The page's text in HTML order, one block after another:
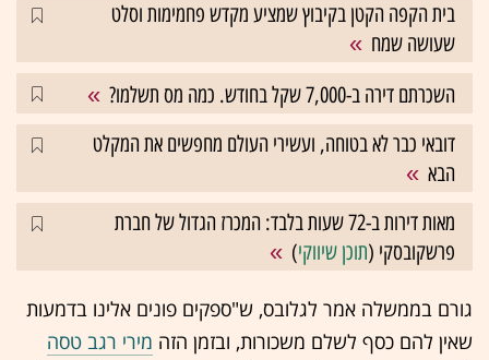
בית הקפה הקטן בקיבוץ שמציע מקדש פחמימות וסלט
שעושה שמח
השכרתם דירה ב-7,000 שקל בחודש. כמה מס תשלמו?
דובאי כבר לא בטוחה, ועשירי העולם מחפשים את המקלט
הבא
מאות דירות ב-72 שעות בלבד: המכרז הגדול של חברת
פרשקובסקי (תוכן שיווקי)
גורם בממשלה אמר לגלובס, ש"ספקים פונים אלינו בדמעות
שאין להם כסף לשלם משכורות, ובזמן הזה מירי רגב טסה